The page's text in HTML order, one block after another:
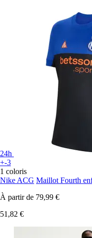
24h
+-3
1 coloris
Nike ACG Maillot Fourth
À partir de 79,99 €
51,82 €